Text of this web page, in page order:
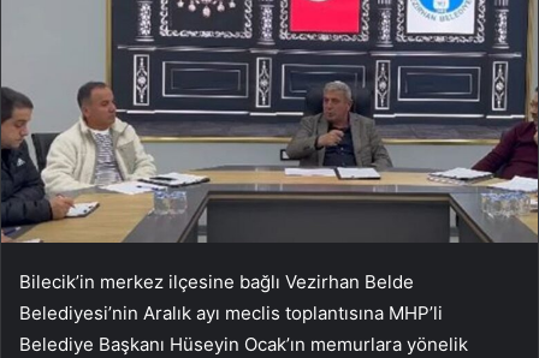
Bilecik’in merkez ilçesine bağlı Vezirhan Belde
Belediyesi’nin Aralık ayı meclis toplantısına MHP’li
Belediye Başkanı Hüseyin Ocak’ın memurlara yönelik